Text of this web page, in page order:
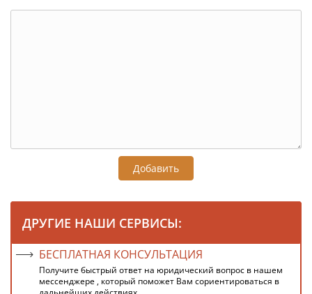
Добавить
ДРУГИЕ НАШИ СЕРВИСЫ:
БЕСПЛАТНАЯ КОНСУЛЬТАЦИЯ
Получите быстрый ответ на юридический вопрос в нашем
мессенджере , который поможет Вам сориентироваться в